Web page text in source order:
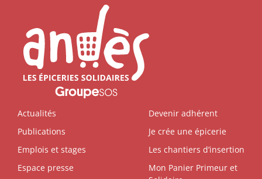
Actualités
Publications
Emplois et stages
Espace presse
Devenir adhérent
Je crée une épicerie
Les chantiers d’insertion
Mon Panier Primeur et